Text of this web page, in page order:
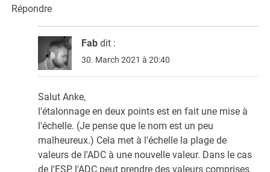
Répondre
Fab dit :
30. March 2021 à 20:40
Salut Anke,
l'étalonnage en deux points est en fait une mise à
l'échelle. (Je pense que le nom est un peu
malheureux.) Cela met à l'échelle la plage de
valeurs de l'ADC à une nouvelle valeur. Dans le cas
de l'ESP, l'ADC peut prendre des valeurs comprises